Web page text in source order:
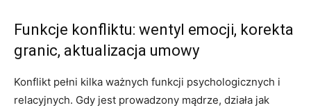
Funkcje konfliktu: wentyl emocji, korekta
granic, aktualizacja umowy
Konflikt pełni kilka ważnych funkcji psychologicznych i
relacyjnych. Gdy jest prowadzony mądrze, działa jak